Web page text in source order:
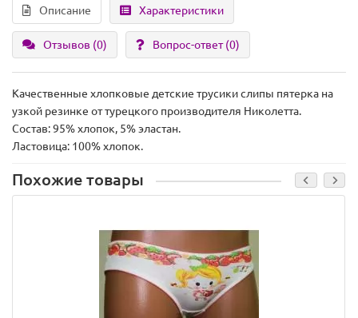
Описание Характеристики
Отзывов (0) Вопрос-ответ(0)
Качественные хлопковые детские трусики слипы пятерка на
узкой резинке от турецкого производителя Николетта.
Состав: 95% хлопок, 5% эластан.
Ластовица: 100% хлопок.
Похожие товары